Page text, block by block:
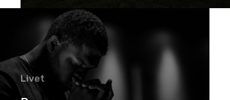
Livet